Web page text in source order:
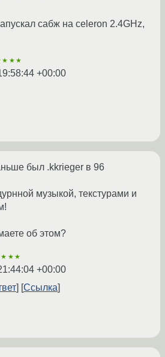
сабж на celeron 2.4GHz,
+00:00
был .kkrieger в 96
музыкой, текстурами и
об этом?
+00:00
Ссылка